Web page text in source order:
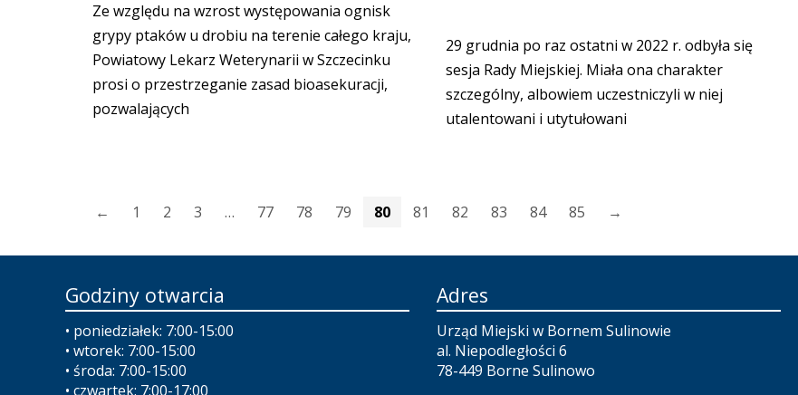
Ze względu na wzrost występowania ognisk
grypy ptaków u drobiu na terenie całego kraju,
Powiatowy Lekarz Weterynarii w Szczecinku
prosi o przestrzeganie zasad bioasekuracji,
pozwalających
29 grudnia po raz ostatni w 2022 r. odbyła się
sesja Rady Miejskiej. Miała ona charakter
szczególny, albowiem uczestniczyli w niej
utalentowani i utytułowani
← 1 2 3 … 77 78 79 80 81 82 83 84 85 →
Godziny otwarcia
• poniedziałek: 7:00-15:00
• wtorek: 7:00-15:00
• środa: 7:00-15:00
• czwartek: 7:00-17:00
Adres
Urząd Miejski w Bornem Sulinowie
al. Niepodległości 6
78-449 Borne Sulinowo